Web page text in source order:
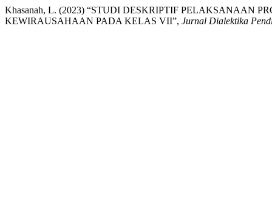
Khasanah, L. (2023) “STUDI DESKRIPTIF PELAKSANAAN
KEWIRAUSAHAAN PADA KELAS VII”, Jurnal Dialektika